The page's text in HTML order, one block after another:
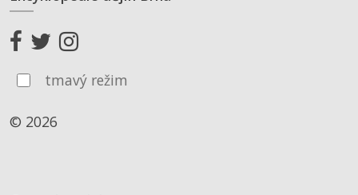
tmavý režim
© 2026